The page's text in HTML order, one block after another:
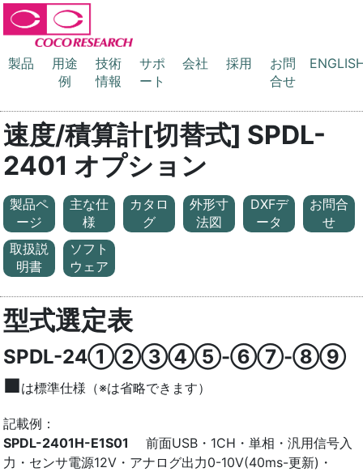
製品
用途
例
技術
情報
サポ
ート
会社 採用
お問
合せ
速度/積算計[切替式] SPDL-
2401 オプション
製品ペ
ージ
主な仕
様
カタロ
グ
外形寸
法図
DXFデ
ータ
お問合
せ
取扱説
明書
ソフト
ウェア
型式選定表
SPDL-24①②③④⑤-⑥⑦-⑧⑨
■は標準仕様（※は省略できます）
記載例：
SPDL-2401H-E1S01
前面USB・1CH・単相・汎用信号入
力・センサ電源12V・アナログ出力0-10V(40ms-更新)・